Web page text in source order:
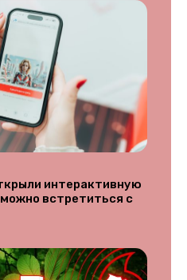
интерактивную
встретиться с